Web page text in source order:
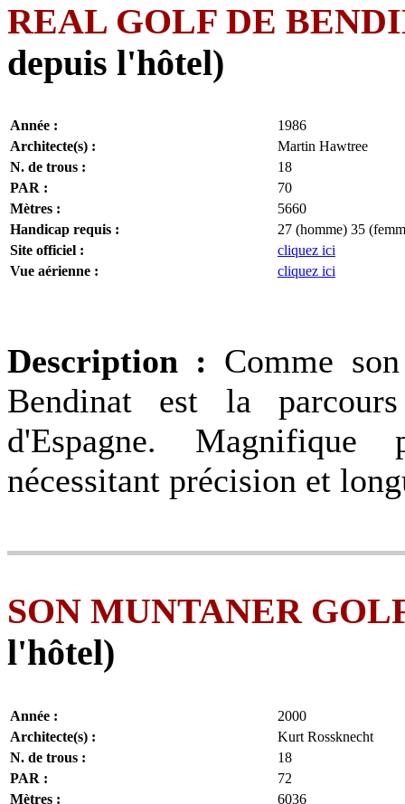
REAL GOLF DE
depuis l'hôtel)
Année :
1986
Architecte(s) :
Martin Hawtree
N. de trous :
18
PAR :
70
Mètres :
5660
Handicap requis :
27 (homme) 35
Site officiel :
cliquez ici
Vue aérienne :
cliquez ici
Description : Comme
Bendinat est la
d'Espagne. Magnifique
nécessitant précision et
SON MUNTANER
l'hôtel)
Année :
2000
Architecte(s) :
Kurt Rossknecht
N. de trous :
18
PAR :
72
Mètres :
6036